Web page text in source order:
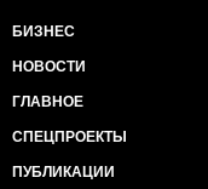
БИЗНЕС
НОВОСТИ
ГЛАВНОЕ
СПЕЦПРОЕКТЫ
ПУБЛИКАЦИИ